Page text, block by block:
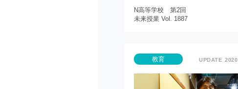
N高等学校 第2回
未来授業 Vol. 1887
教育 2020